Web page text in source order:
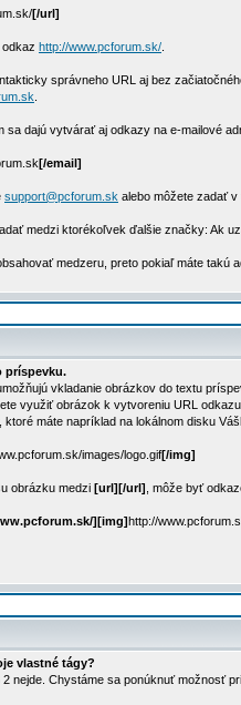
[/url]
http://www.pcforum.sk/
správneho URL aj bez
sa dajú vytvárať aj odkazy na e-mailové
[/email]
support@pcforum.sk alebo môžete zadať
medzi ktorékoľvek ďalšie značky: Ak
medzeru, preto pokiaľ máte takú
príspevku.
vkladanie obrázkov do textu
využiť obrázok k vytvoreniu URL
ktoré máte napríklad na lokálnom disku
images/logo.gif[/img]
obrázku medzi [url][/url] , môže byť
][img]http://
vlastné tágy?
2 nejde. Chystáme sa ponúknuť možnosť